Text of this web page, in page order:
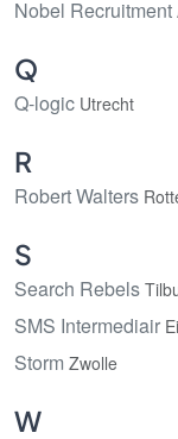
Nobel Recruitment
Q
Q-logic Utrecht
R
Robert Walters
S
Search Rebels
SMS Intermediair
Storm Zwolle
W